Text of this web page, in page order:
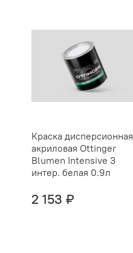
Краска дисперсионная
акриловая Ottinger
Blumen Intensive 3
интер. белая 0.9л
2 153 ₽